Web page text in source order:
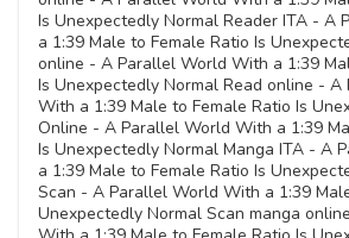
Is Unexpectedly Normal Reader ITA - A
a 1:39 Male to Female Ratio Is
online - A Parallel World With a 1:39
Is Unexpectedly Normal Read online -
With a 1:39 Male to Female Ratio Is
Online - A Parallel World With a 1:39
Is Unexpectedly Normal Manga ITA - A
a 1:39 Male to Female Ratio Is
Scan - A Parallel World With a 1:39
Unexpectedly Normal Scan manga